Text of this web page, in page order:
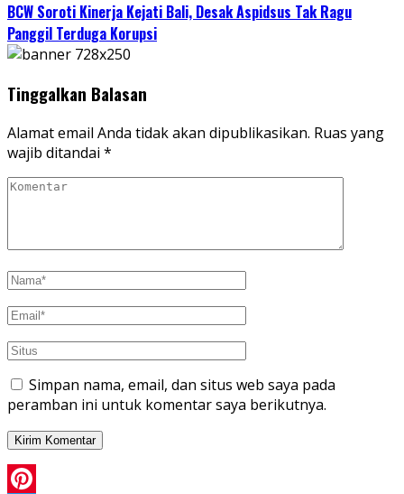
BCW Soroti Kinerja Kejati Bali, Desak Aspidsus Tak Ragu
Panggil Terduga Korupsi
Tinggalkan Balasan
Alamat email Anda tidak akan dipublikasikan. Ruas yang
wajib ditandai *
Simpan nama, email, dan situs web saya pada
peramban ini untuk komentar saya berikutnya.